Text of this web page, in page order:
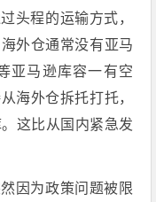
头程的运输方式，
外仓通常没有亚马
亚马逊库容一有空
海外仓拆托打托，
这比从国内紧急发
因为政策问题被限